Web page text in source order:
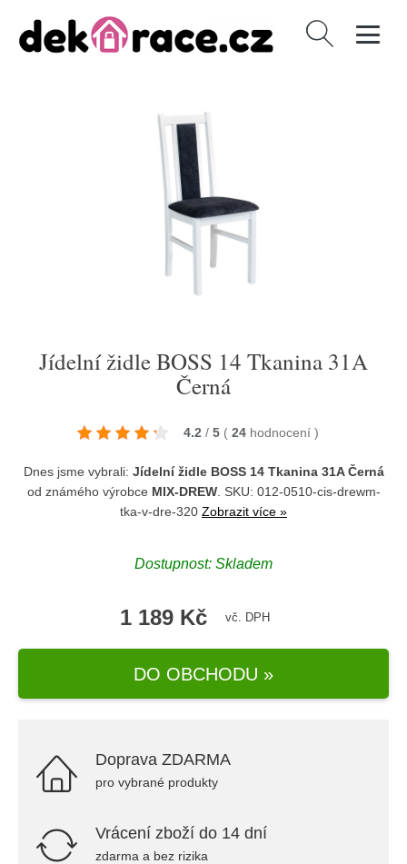
Vyhledávání
Jídelní židle BOSS 14 Tkanina 31A
Černá
4.2 / 5 ( 24 hodnocení )
Dnes jsme vybrali: Jídelní židle BOSS 14 Tkanina 31A Černá
od známého výrobce MIX-DREW. SKU: 012-0510-cis-drewm-
tka-v-dre-320 Zobrazit více »
Dostupnost: Skladem
1 189 Kč vč. DPH
DO OBCHODU »
Doprava ZDARMA
pro vybrané produkty
Vrácení zboží do 14 dní
zdarma a bez rizika